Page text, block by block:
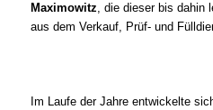
Maximowitz, die dieser bis dahin
aus dem Verkauf, Prüf- und
Im Laufe der Jahre entwickelte